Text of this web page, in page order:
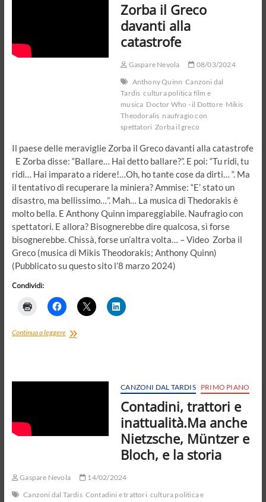
Zorba il Greco
davanti alla
catastrofe
Gaspare Nevola
08/03/2024
Anthony Quinn Canzoni dal
Tardis cultura politica film e
musica Doctor Who - il Dottore Mikis
Theodoralis naufragio con
spettatori Zorba il greco
Il paese delle meraviglie Zorba il Greco davanti alla catastrofe
E Zorba disse: “Ballare… Hai detto ballare?”. E poi: “Tu ridi, tu
ridi… Hai imparato a ridere!…Oh, ho tante cose da dirti… “. Ma
il tentativo di recuperare la miniera? Ammise: “E’ stato un
disastro, ma bellissimo…”. Mah… La musica di Thedorakis è
molto bella. E Anthony Quinn impareggiabile. Naufragio con
spettatori. E allora? Bisognerebbe dire qualcosa, sì forse
bisognerebbe. Chissà, forse un’altra volta… – Video Zorba il
Greco (musica di Mikis Theodorakis; Anthony Quinn)
(Pubblicato su questo sito l’8 marzo 2024)
Condividi:
Continua a leggereZorba
CANZONI DAL TARDIS PRIMO PIANO
Contadini, trattori e
inattualità.Ma anche
Nietzsche, Müntzer e
Bloch, e la storia
Gaspare Nevola
14/02/2024
Canzoni dal Tardis Contadini e trattori cultura politica e